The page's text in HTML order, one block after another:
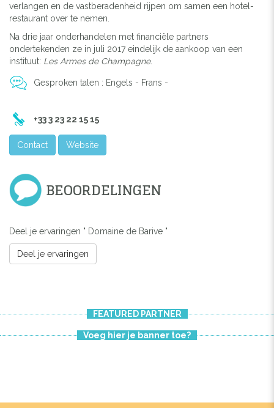
verlangen en de vastberadenheid rijpen om samen een hotel-
restaurant over te nemen.
Na drie jaar onderhandelen met financiële partners
ondertekenden ze in juli 2017 eindelijk de aankoop van een
instituut: Les Armes de Champagne.
Gesproken talen : Engels - Frans -
+33 3 23 22 15 15
Contact Website
BEOORDELINGEN
Deel je ervaringen " Domaine de Barive "
Deel je ervaringen
FEATURED PARTNER
Voeg hier je banner toe?